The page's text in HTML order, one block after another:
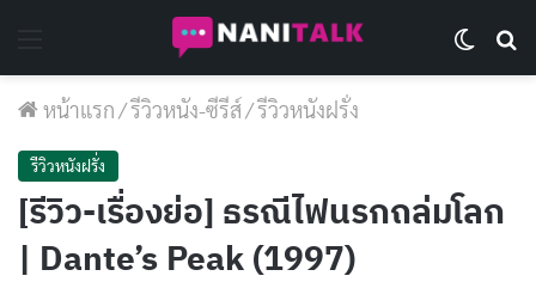
หน้าแรก/รีวิวหนัง-ซีรีส์/รีวิวหนังฝรั่ง
รีวิวหนังฝรั่ง
[รีวิว-เรื่องย่อ] ธรณีไฟนรกถล่มโลก
| Dante’s Peak (1997)